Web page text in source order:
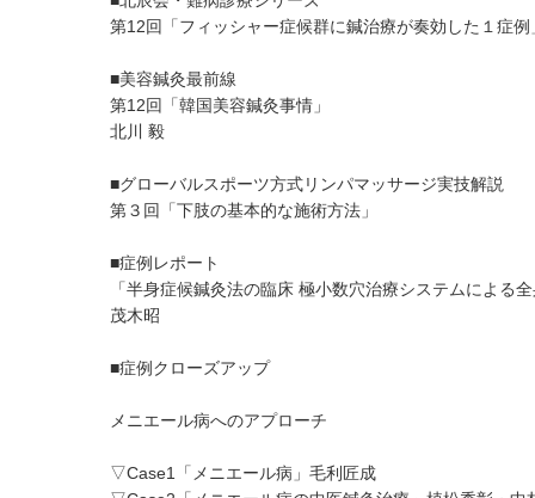
第12回「フィッシャー症候群に鍼治療が奏効した１症例
■美容鍼灸最前線
第12回「韓国美容鍼灸事情」
北川 毅
■グローバルスポーツ方式リンパマッサージ実技解説
第３回「下肢の基本的な施術方法」
■症例レポート
「半身症候鍼灸法の臨床 極小数穴治療システムによる全
茂木昭
■症例クローズアップ
メニエール病へのアプローチ
▽Case1「メニエール病」毛利匠成